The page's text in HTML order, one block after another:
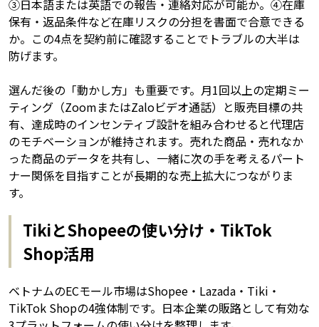
③日本語または英語での報告・連絡対応が可能か。④在庫
保有・返品条件など在庫リスクの分担を書面で合意できる
か。この4点を契約前に確認することでトラブルの大半は
防げます。
選んだ後の「動かし方」も重要です。月1回以上の定期ミー
ティング（ZoomまたはZaloビデオ通話）と販売目標の共
有、達成時のインセンティブ設計を組み合わせると代理店
のモチベーションが維持されます。売れた商品・売れなか
った商品のデータを共有し、一緒に次の手を考えるパート
ナー関係を目指すことが長期的な売上拡大につながりま
す。
TikiとShopeeの使い分け・TikTok
Shop活用
ベトナムのECモール市場はShopee・Lazada・Tiki・
TikTok Shopの4強体制です。日本企業の販路として有効な